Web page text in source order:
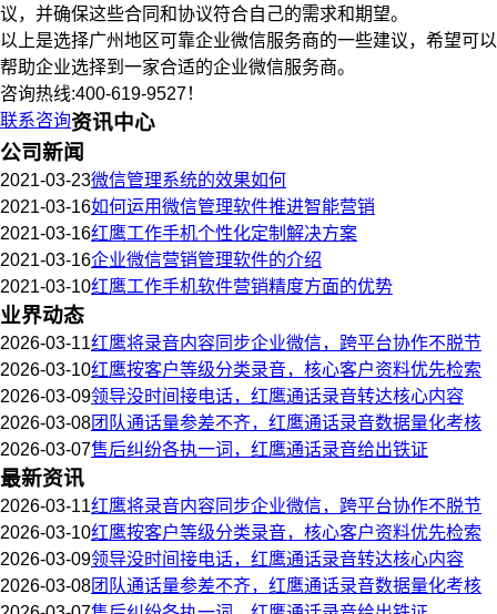
议，并确保这些合同和协议符合自己的需求和期望。
以上是选择广州地区可靠企业微信服务商的一些建议，希望可以
帮助企业选择到一家合适的企业微信服务商。
咨询热线:400-619-9527！
联系咨询资讯中心
公司新闻
2021-03-23微信管理系统的效果如何
2021-03-16如何运用微信管理软件推进智能营销
2021-03-16红鹰工作手机个性化定制解决方案
2021-03-16企业微信营销管理软件的介绍
2021-03-10红鹰工作手机软件营销精度方面的优势
业界动态
2026-03-11红鹰将录音内容同步企业微信，跨平台协作不脱节
2026-03-10红鹰按客户等级分类录音，核心客户资料优先检索
2026-03-09领导没时间接电话，红鹰通话录音转达核心内容
2026-03-08团队通话量参差不齐，红鹰通话录音数据量化考核
2026-03-07售后纠纷各执一词，红鹰通话录音给出铁证
最新资讯
2026-03-11红鹰将录音内容同步企业微信，跨平台协作不脱节
2026-03-10红鹰按客户等级分类录音，核心客户资料优先检索
2026-03-09领导没时间接电话，红鹰通话录音转达核心内容
2026-03-08团队通话量参差不齐，红鹰通话录音数据量化考核